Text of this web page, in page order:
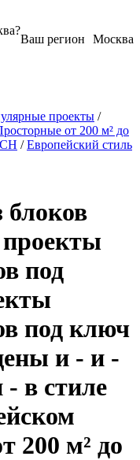
Москва
Ваш регион
?
проекты /
от 200 м² до
/Европейский стиль
под
под ключ
и - и -
в стиле
200 м² до